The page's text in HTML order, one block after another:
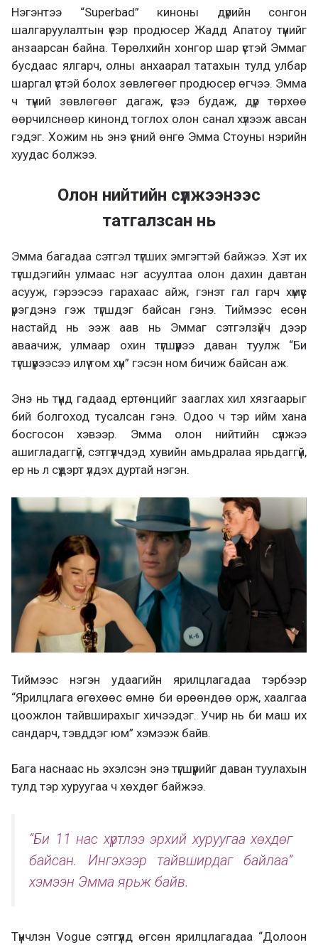
Нэгэнтээ “Superbad” киноны дүрийн сонгон
шалгаруулалтын үеэр продюсер Жадд Апатоу түүнийг
анзаарсан байна. Төрөлхийн хонгор шар үстэй Эммаг
бусдаас ялгарч, олны анхаарал татахын тулд улбар
шаргал үстэй болох зөвлөгөөг продюсер өгчээ. Эмма
ч түүний зөвлөгөөг дагаж, үсээ будаж, дүр төрхөө
өөрчилснөөр кинонд тоглох олон санал хүлээж авсан
гэдэг. Хожим нь энэ үсний өнгө Эмма Стоуны нэрийн
хуудас болжээ.
Олон нийтийн сүлжээнээс
татгалзсан нь
Эмма багадаа сэтгэл түгших эмгэгтэй байжээ. Хэт их
түгшдэгийн улмаас нэг асуултаа олон дахин давтан
асууж, гэрээсээ гарахаас айж, гэнэт гал гарч хүмүүс
үрэгдэнэ гэж түгшдэг байсан гэнэ. Тиймээс есөн
настайд нь ээж аав нь Эммаг сэтгэлзүйч дээр
аваачиж, улмаар охин түгшүүрээ даван туулж “Би
түгшүүрээсээ илүү том хүн” гэсэн ном бичиж байсан аж.
Энэ нь түүнд гадаад ертөнцийг зааглах хил хязгаарыг
бий болгоход тусалсан гэнэ. Одоо ч тэр ийм хана
босгосон хэвээр. Эмма олон нийтийн сүлжээ
ашигладаггүй, сэтгүүлчдэд хувийн амьдралаа ярьдаггүй,
ер нь л сүүдэрт үлдэх дуртай нэгэн.
Тиймээс нэгэн удаагийн ярилцлагадаа тэрбээр
“Ярилцлага өгөхөөс өмнө би өрөөндөө орж, хаалгаа
цоожлон тайвширахыг хичээдэг. Учир нь би маш их
сандарч, тэвддэг юм” хэмээж байв.
Бага наснаас нь эхэлсэн энэ түгшүүрийг даван туулахын
тулд тэр хуруугаа ч хөхдөг байжээ.
“Би 11 нас хүртлээ эрхий хуруугаа хөхдөг
байсан. Ингэхээр тайвширдаг байлаа”
хэмээн Эмма ярьж байв.
Түүнчлэн Vogue сэтгүүлд өгсөн ярилцлагадаа “Долоон